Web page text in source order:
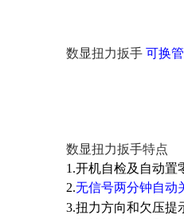
数显扭力扳手 可换
数显扭力扳手特点
1.开机自检及自动置
2.无信号两分钟自动
3.扭力方向和欠压提